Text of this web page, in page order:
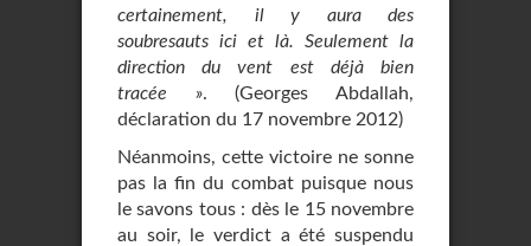
certainement, il y aura des
soubresauts ici et là. Seulement la
direction du vent est déjà bien
tracée ». (Georges Abdallah,
déclaration du 17 novembre 2012)
Néanmoins, cette victoire ne sonne
pas la fin du combat puisque nous
le savons tous : dès le 15 novembre
au soir, le verdict a été suspendu